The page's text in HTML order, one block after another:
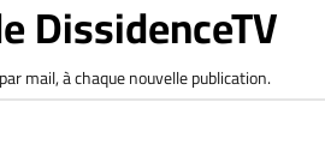
Post on X
DissidenceTV
mail, à chaque nouvelle publication.